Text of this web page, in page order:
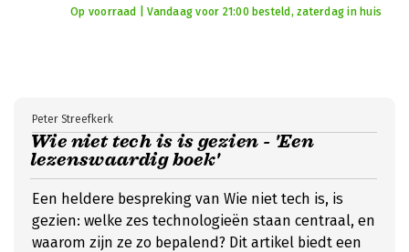
Op voorraad | Vandaag voor 21:00 besteld, zaterdag in huis
Wie niet tech is is gezien - 'Een
lezenswaardig boek'
Peter Streefkerk
Een heldere bespreking van Wie niet tech is, is
gezien: welke zes technologieën staan centraal, en
waarom zijn ze zo bepalend? Dit artikel biedt een